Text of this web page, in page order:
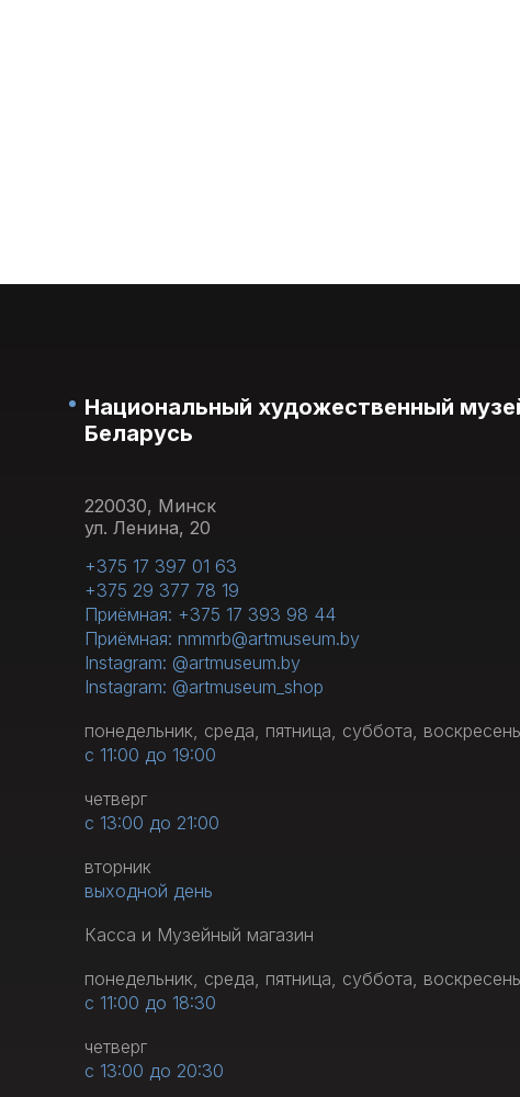
Национальный художественный
Беларусь
220030, Минск
ул. Ленина, 20
+375 17 397 01 63
+375 29 377 78 19
Приёмная: +375 17 393 98 44
Приёмная: nmmrb@artmuseum.by
Instagram: @artmuseum.by
Instagram: @artmuseum_shop
понедельник, среда, пятница, суббота,
с 11:00 до 19:00
четверг
с 13:00 до 21:00
вторник
выходной день
Касса и Музейный магазин
понедельник, среда, пятница, суббота,
с 11:00 до 18:30
четверг
с 13:00 до 20:30